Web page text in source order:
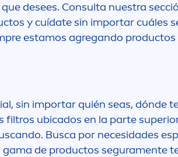
desees. Consulta nuestra
y cuídate sin importar cuáles
estamos agregando
sin importar quién seas, dónde
filtros ubicados en la parte
Busca por necesidades
gama de productos seguramente